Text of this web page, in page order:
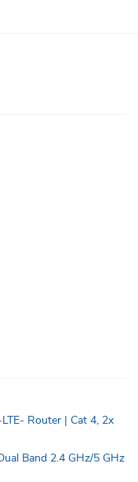
Router | Cat 4, 2x
Band 2.4 GHz/5 GHz